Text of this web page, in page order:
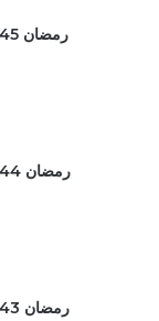
رمضان 1445 – كيفية ثبوت شهر الصوم
رمضان 1444 – كيفية ثبوت شهر الصوم
رمضان 1443 – كيفية ثبوت شهر الصوم